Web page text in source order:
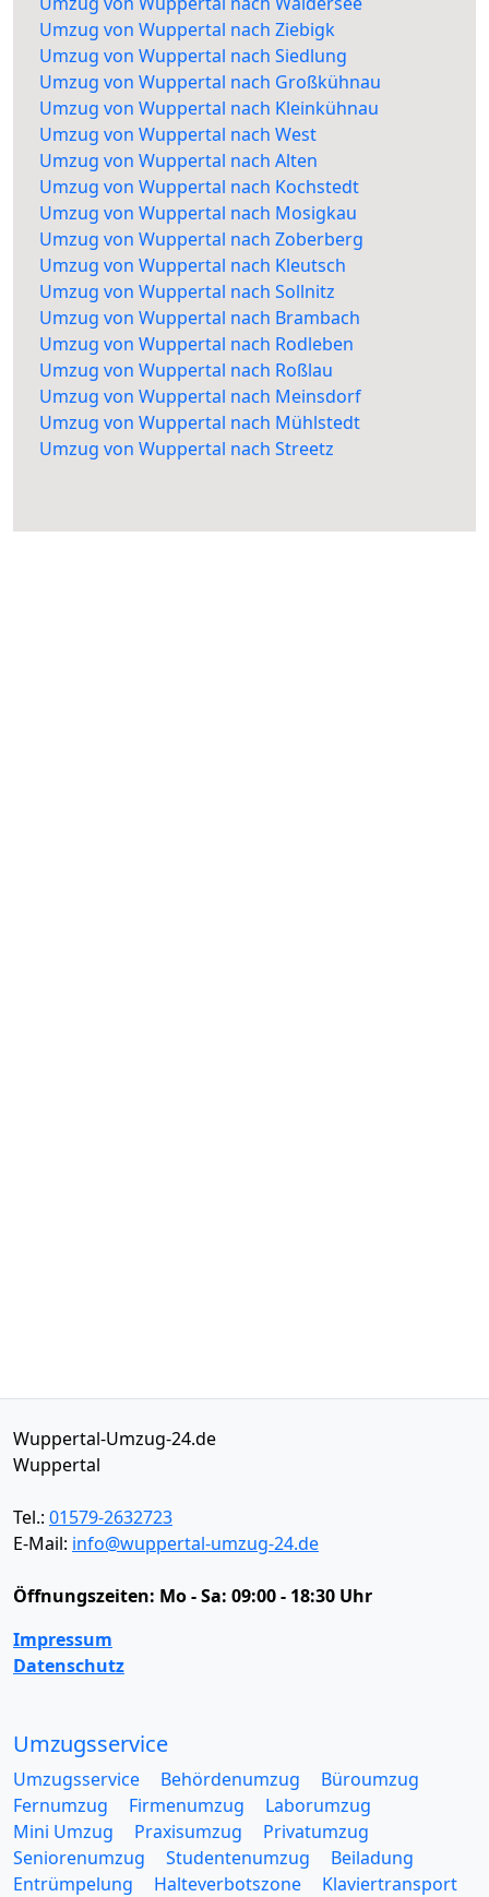
Umzug von Wuppertal nach Ziebigk
Umzug von Wuppertal nach Siedlung
Umzug von Wuppertal nach Großkühnau
Umzug von Wuppertal nach Kleinkühnau
Umzug von Wuppertal nach West
Umzug von Wuppertal nach Alten
Umzug von Wuppertal nach Kochstedt
Umzug von Wuppertal nach Mosigkau
Umzug von Wuppertal nach Zoberberg
Umzug von Wuppertal nach Kleutsch
Umzug von Wuppertal nach Sollnitz
Umzug von Wuppertal nach Brambach
Umzug von Wuppertal nach Rodleben
Umzug von Wuppertal nach Roßlau
Umzug von Wuppertal nach Meinsdorf
Umzug von Wuppertal nach Mühlstedt
Umzug von Wuppertal nach Streetz
Wuppertal-Umzug-24.de
Wuppertal
Tel.: 01579-2632723
E-Mail: info@wuppertal-umzug-24.de
Öffnungszeiten: Mo - Sa: 09:00 - 18:30 Uhr
Impressum
Datenschutz
Umzugsservice
Umzugsservice Behördenumzug
Büroumzug
Fernumzug
Firmenumzug
Laborumzug
Mini Umzug
Praxisumzug
Privatumzug
Seniorenumzug
Studentenumzug
Beiladung
Entrümpelung
Halteverbotszone
Klaviertransport